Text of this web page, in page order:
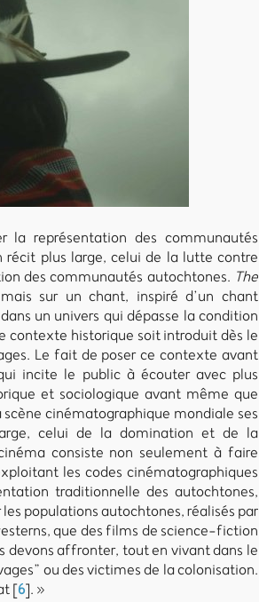
la représentation des communautés
récit plus large, celui de la lutte contre
des communautés autochtones. The
sur un chant, inspiré d’un chant
un univers qui dépasse la condition
contexte historique soit introduit dès le
Le fait de poser ce contexte avant
incite le public à écouter avec plus
et sociologique avant même que
cinématographique mondiale ses
celui de la domination et de la
consiste non seulement à faire
les codes cinématographiques
traditionnelle des autochtones,
populations autochtones, réalisés par
que des films de science-fiction
devons affronter, tout en vivant dans le
ou des victimes de la colonisation.
[6]. »